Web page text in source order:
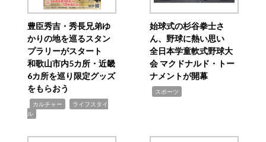
豊臣秀吉・秀長兄弟ゆ
かりの地を巡るスタン
プラリーがスタート
和歌山市内5カ所・近畿
6カ所を巡り限定グッズ
をもらおう
カルチャー
ライフスタイ
ル
始球式の杉谷拳士さ
ん、野球に熱い思い
全日本学童軟式野球大
会 マクドナルド・トー
ナメントが開幕
スポーツ